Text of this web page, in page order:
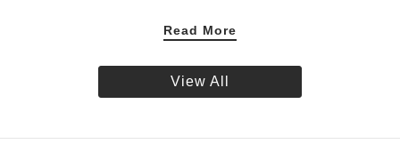
性的唯美玫瑰圖樣與透明提袋設計，創造海濱清透、無憂無慮
提袋」。即日起，凡於 Simone Rocha 台灣實體門市與線上官
Read More
View All